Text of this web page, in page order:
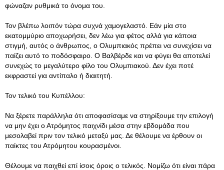
φώναζαν ρυθμικά το όνομα του.
Τον βλέπω λοιπόν τώρα συχνά χαμογελαστό. Εάν μία στο
εκατομμύριο αποχωρήσει, δεν λέω για φέτος αλλά για κάποια
στιγμή, αυτός ο άνθρωπος, ο Ολυμπιακός πρέπει να συνεχίσει να
παίζει αυτό το ποδόσφαιρο. Ο Βαλβέρδε και να φύγει θα αποτελεί
συνεχώς το μεγαλύτερο φίλο του Ολυμπιακού. Δεν έχει ποτέ
εκφραστεί για αντίπαλο ή διαιτητή.
Τον τελικό του Κυπέλλου:
Να ξέρετε παράλληλα ότι αποφασίσαμε να στηρίξουμε την επιλογή
να μην έχει ο Ατρόμητος παιχνίδι μέσα στην εβδομάδα που
μεσολαβεί πριν τον τελικό μεταξύ μας. Δε θέλουμε να έρθουν οι
παίκτες του Ατρόμητου κουρασμένοι.
Θέλουμε να παιχθεί επί ίσοις όροις ο τελικός. Νομίζω ότι είναι πάρα